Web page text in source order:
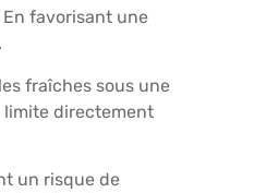
favorisant une
fraîches sous une
limite directement
un risque de